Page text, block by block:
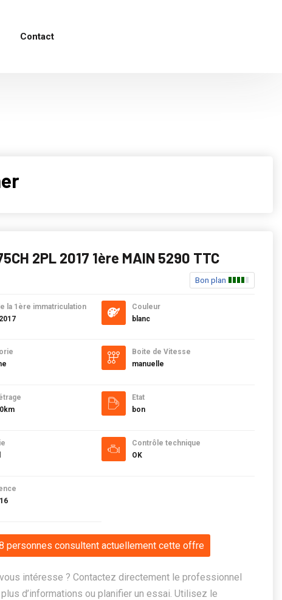
Contact
2PL 2017 1ère MAIN 5290 TTC
Bon plan
la 1ère immatriculation
Couleur
blanc
Boite de Vitesse
manuelle
Etat
bon
Contrôle technique
OK
personnes consultent actuellement cette offre
intéresse ? Contactez directement le professionnel
d’informations ou planifier un essai. Utilisez le